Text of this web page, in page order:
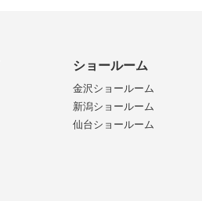
ショールーム
金沢ショールーム
新潟ショールーム
仙台ショールーム